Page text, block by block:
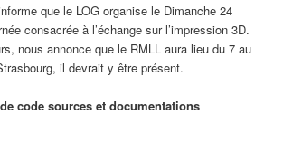
que le LOG organise le Dimanche 24
consacrée à l’échange sur l’impression 3D.
nous annonce que le RMLL aura lieu du 7 au
il devrait y être présent.
code sources et documentations